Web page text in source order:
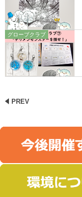
グローブクラブ
PREV